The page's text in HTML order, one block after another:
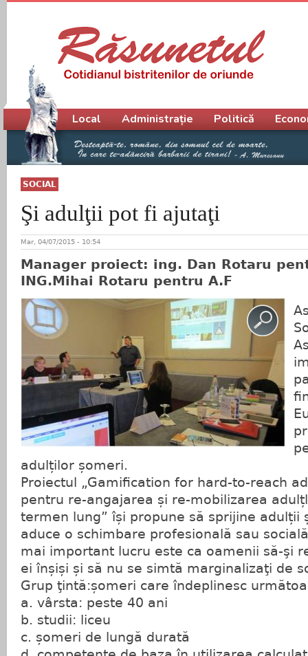
SOCIAL
Şi adulţii pot fi ajutaţi
Mar, 04/07/2015 - 10:54
Manager proiect: ing. Dan Rotaru
ING.Mihai Rotaru pentru A.F
adulților șomeri.
Proiectul „Gamification for hard-to-reach
pentru re-angajarea și re-mobilizarea
termen lung” își propune să sprijine adulții
aduce o schimbare profesională sau
mai important lucru este ca oamenii să-şi
ei înșiși și să nu se simtă marginalizaţi de
Grup ţintă:șomeri care îndeplinesc
a. vârsta: peste 40 ani
b. studii: liceu
c. șomeri de lungă durată
Meniu principal
Local Administrație Politică